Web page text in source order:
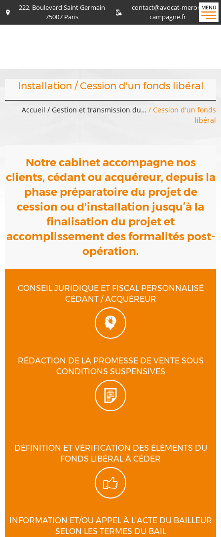
222, Boulevard Saint Germain
75007 Paris
contact@avocat-meron-
campagne.fr
MENU
Installation / Cession d'un fonds libéral
Accueil / Gestion et transmission du… / Cession d'un fonds
libéral
Notre cabinet accompagne nos
clients, cédant ou acquéreur, depuis la
phase préparatoire du projet de
cession ou d'installation jusqu’à la
finalisation du projet et
accomplissement des formalités post-
opération​​​​​​​.
CONSEIL JURIDIQUE ET FISCAL PERSONNALISÉ
CÉDANT / ACQUÉREUR
RÉDACTION DE LA PROMESSE DE VENTE SOUS
CONDITIONS SUSPENSIVES
DÉFINITION ET VÉRIFICATION DES ÉLÉMENTS DU
FONDS LIBÉRAL À CÉDER
INFORMATION ET/OU APPEL À L'ACTE DU BAILLEUR
SELON LES TERMES DU BAIL